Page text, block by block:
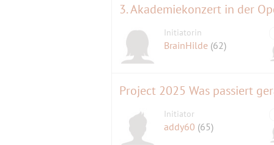
3. Akademiekonzert in der
Initiatorin
BrainHilde (62)
Project 2025 Was passiert
Initiator
addy60 (65)